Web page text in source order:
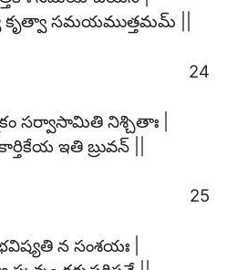
కృత్వా సమయముత్తమమ్ ||
24
సర్వాసామితి నిశ్చితాః |
ఇతి బ్రువన్ ||
25
న సంశయః |